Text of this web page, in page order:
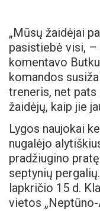
„Mūsų žaidėjai
pasistiebė visi, –
komentavo
komandos
treneris, net pats
žaidėjų, kaip jie
Lygos naujokai
nugalėjo
pradžiugino
septynių
lapkričio 15 d.
vietos „Neptūno-